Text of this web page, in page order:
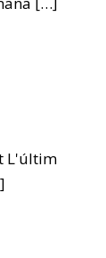
L'últim